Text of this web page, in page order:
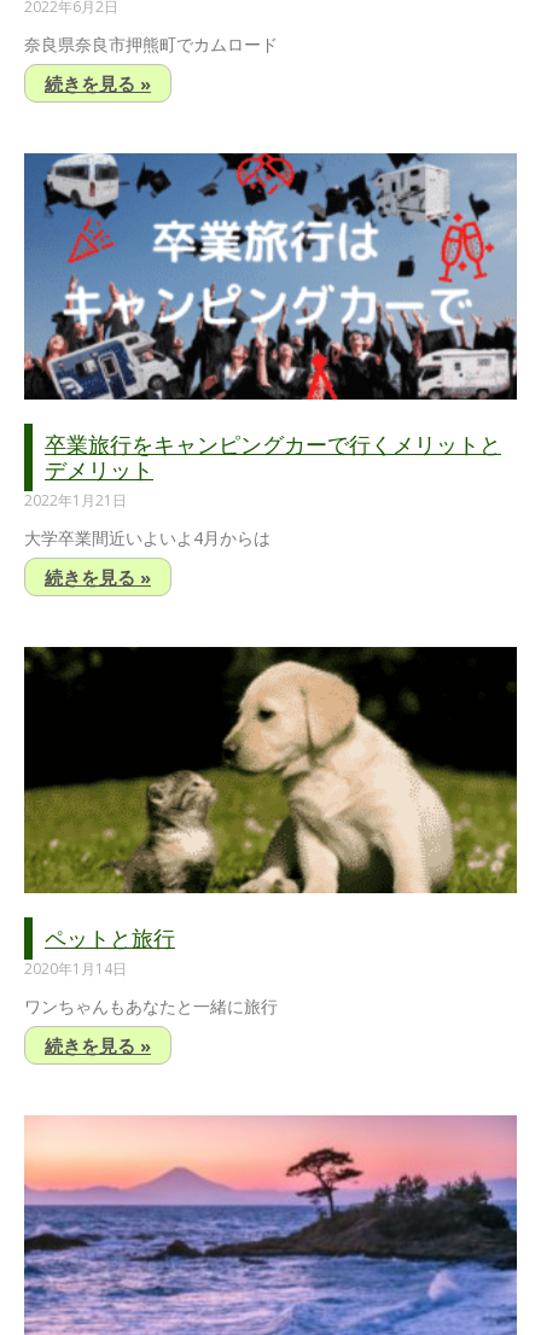
2022年6月2日
奈良県奈良市押熊町でカムロード
続きを見る »
卒業旅行をキャンピングカーで行くメリットと
デメリット
2022年1月21日
大学卒業間近いよいよ4月からは
続きを見る »
ペットと旅行
2020年1月14日
ワンちゃんもあなたと一緒に旅行
続きを見る »